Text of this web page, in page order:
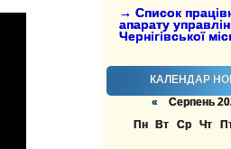
→ Список
апарату
Чернігівської
КАЛЕНДАР
« Серпень
Пн
Вт Ср Чт